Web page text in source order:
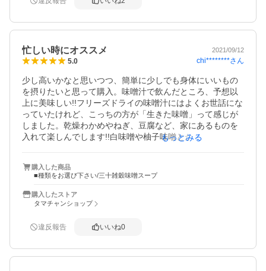
忙しい時にオススメ 2021/09/12
5.0 chi********さん
少し高いかなと思いつつ、簡単に少しでも身体にいいもの
を摂りたいと思って購入。味噌汁で飲んだところ、予想以
上に美味しい!!フリーズドライの味噌汁にはよくお世話にな
っていたけれど、こっちの方が「生きた味噌」って感じが
しました。乾燥わかめやねぎ、豆腐など、家にあるものを
入れて楽しんでします!!白味噌や柚子味噌とかもあると嬉し
もっとみる
購入した商品
■種類をお選び下さい/三十雑穀味噌スープ
購入したストア
タマチャンショップ
違反報告 いいね0